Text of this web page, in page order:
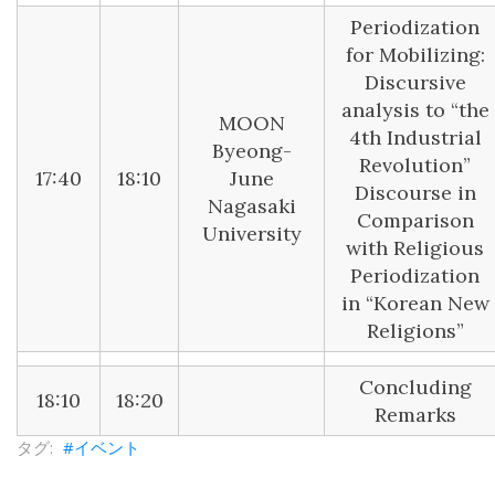
17:40 18:10
MOON
Byeong-
June
Nagasaki
University
Periodization
for Mobilizing:
Discursive
analysis to “the
4th Industrial
Revolution”
Discourse in
Comparison
with Religious
Periodization
in “Korean New
Religions”
18:10 18:20
Concluding
Remarks
イベント